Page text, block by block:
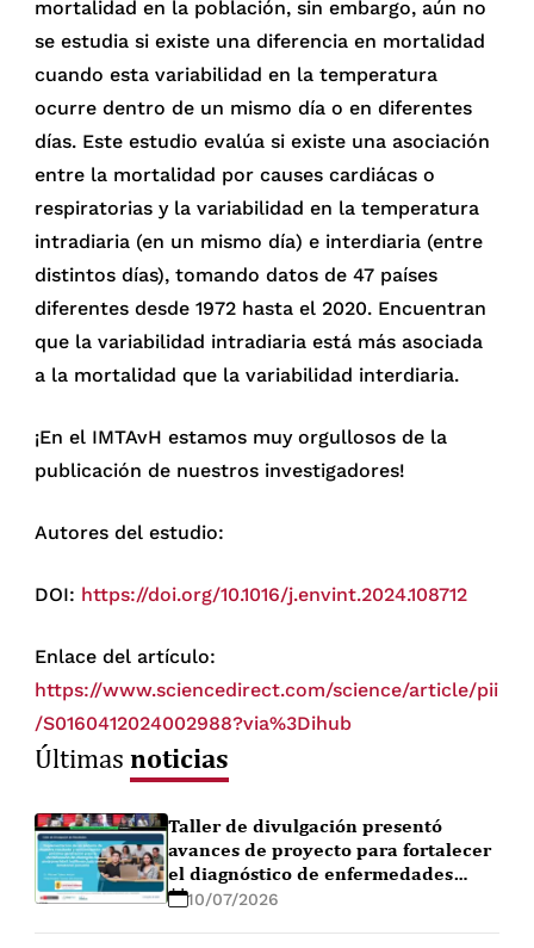
mortalidad en la población, sin embargo, aún no
se estudia si existe una diferencia en mortalidad
cuando esta variabilidad en la temperatura
ocurre dentro de un mismo día o en diferentes
días. Este estudio evalúa si existe una asociación
entre la mortalidad por causes cardiácas o
respiratorias y la variabilidad en la temperatura
intradiaria (en un mismo día) e interdiaria (entre
distintos días), tomando datos de 47 países
diferentes desde 1972 hasta el 2020. Encuentran
que la variabilidad intradiaria está más asociada
a la mortalidad que la variabilidad interdiaria.
¡En el IMTAvH estamos muy orgullosos de la
publicación de nuestros investigadores!
Autores del estudio:
DOI: https://doi.org/10.1016/j.envint.2024.108712
Enlace del artículo:
https://www.sciencedirect.com/science/article/pii
/S0160412024002988?via%3Dihub
Últimasnoticias
Taller de divulgación presentó
avances de proyecto para fortalecer
el diagnóstico de enfermedades
febriles en la Amazonía peruana
10/07/2026